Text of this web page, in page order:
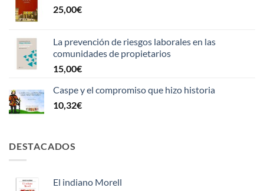
25,00€
La prevención de riesgos laborales en las
comunidades de propietarios
15,00€
Caspe y el compromiso que hizo historia
10,32€
DESTACADOS
El indiano Morell